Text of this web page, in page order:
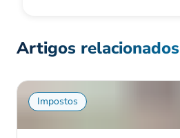
Artigos relacionados
Impostos